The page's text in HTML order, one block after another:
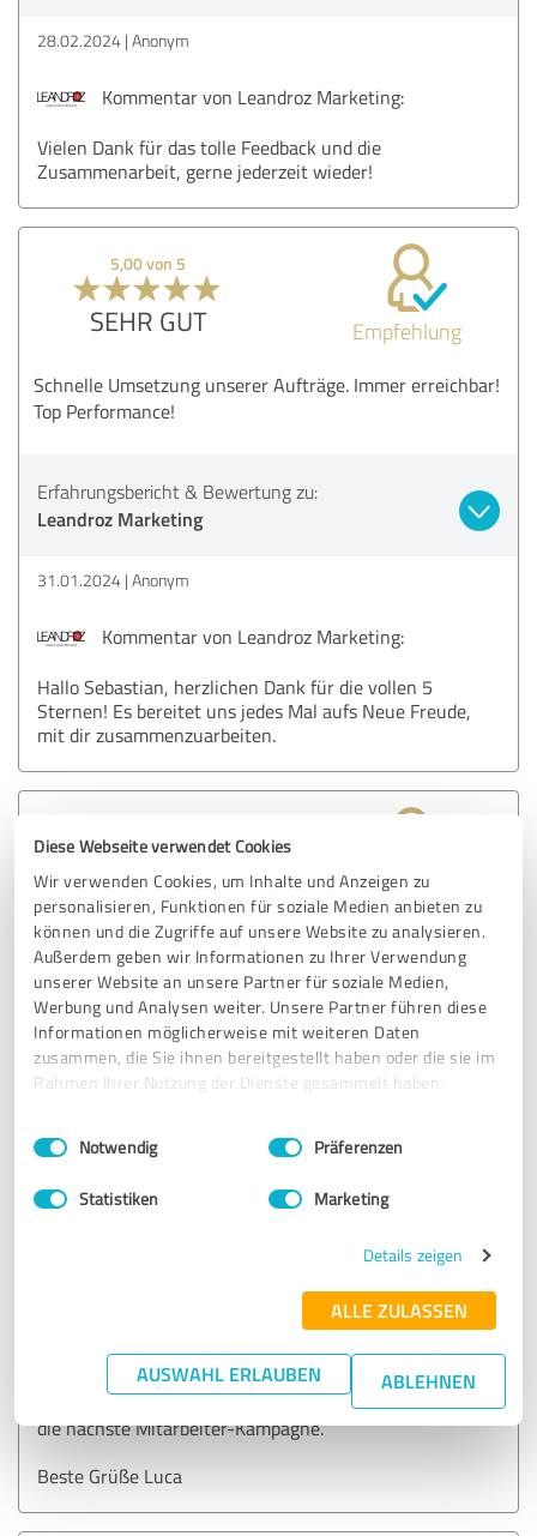
Diese Webseite verwendet Cookies
Wir verwenden Cookies, um Inhalte und Anzeigen zu
personalisieren, Funktionen für soziale Medien anbieten zu
können und die Zugriffe auf unsere Website zu analysieren.
Außerdem geben wir Informationen zu Ihrer Verwendung
unserer Website an unsere Partner für soziale Medien,
Werbung und Analysen weiter. Unsere Partner führen diese
Informationen möglicherweise mit weiteren Daten
zusammen, die Sie ihnen bereitgestellt haben oder die sie im
Rahmen Ihrer Nutzung der Dienste gesammelt haben.
Impressum Datenschutzbestimmungen
Einwilligungsauswahl
Notwendig Präferenzen
Statistiken Marketing
Details zeigen
ALLE ZULASSEN
AUSWAHL ERLAUBEN ABLEHNEN
28.02.2024 Anonym
Kommentar von Leandroz Marketing:
Vielen Dank für das tolle Feedback und die
Zusammenarbeit, gerne jederzeit wieder!
5,00 von 5
SEHR GUT Empfehlung
Schnelle Umsetzung unserer Aufträge. Immer erreichbar!
Top Performance!
Erfahrungsbericht & Bewertung zu:
Leandroz Marketing
31.01.2024 Anonym
Kommentar von Leandroz Marketing:
Hallo Sebastian, herzlichen Dank für die vollen 5
Sternen! Es bereitet uns jedes Mal aufs Neue Freude,
mit dir zusammenzuarbeiten.
SEHR GUT Empfehlung
Insbesondere überzeugt die Schnelligkeit, mit der unser
Anliegen umgesetzt wurde, ohne dabei die Qualität der
Leistung aus dem Auge zu verlieren. Wir konnten im sehr
kurzer Zeit von der Leistung von Leandroz profitieren.
Beim nächsten Bedarf greifen wir sicher wieder auf
Leandroz zurück.
Erfahrungsbericht & Bewertung zu:
Leandroz Marketing
Kommentar von Leandroz Marketing:
Hallo Jürgen,
vielen Dank für das tolle Feedback. Ich freue mich auf
die nächste Mitarbeiter-Kampagne.
Beste Grüße Luca